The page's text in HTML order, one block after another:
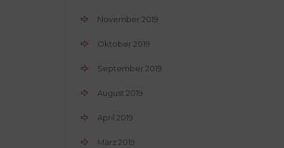
November 2019
Oktober 2019
September 2019
August 2019
April 2019
März 2019